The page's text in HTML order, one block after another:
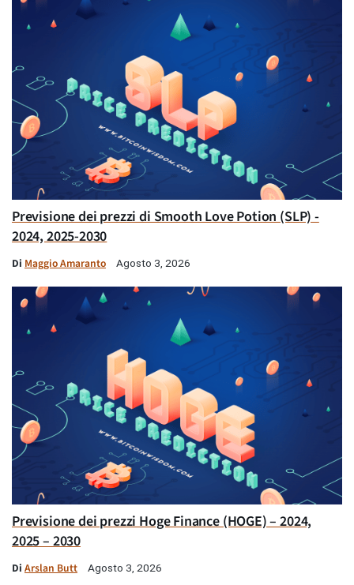
Previsione dei prezzi di Smooth Love Potion (SLP) -
2024, 2025-2030
Di Maggio Amaranto Agosto 3, 2026
Previsione dei prezzi Hoge Finance (HOGE) – 2024,
2025 – 2030
Di Arslan Butt Agosto 3, 2026